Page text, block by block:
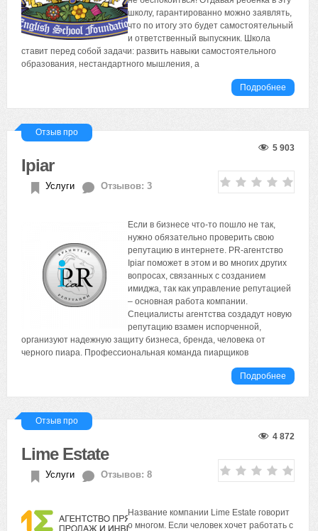
школу, гарантированно можно заявлять,
что по итогу это будет самостоятельный
и ответственный выпускник. Школа
ставит перед собой задачи: развить навыки самостоятельного
образования, нестандартного мышления, а
Подробнее
Отзыв про
5 903
Ipiar
Услуги Отзывов: 3
Если в бизнесе что-то пошло не так,
нужно обязательно проверить свою
репутацию в интернете. PR-агентство
Ipiar поможет в этом и во многих других
вопросах, связанных с созданием
имиджа, так как управление репутацией
– основная работа компании.
Специалисты агентства создадут новую
репутацию взамен испорченной,
организуют надежную защиту бизнеса, бренда, человека от
черного пиара. Профессиональная команда пиарщиков
Подробнее
Отзыв про
4 872
Lime Estate
Услуги Отзывов: 8
Название компании Lime Estate говорит
о многом. Если человек хочет работать с